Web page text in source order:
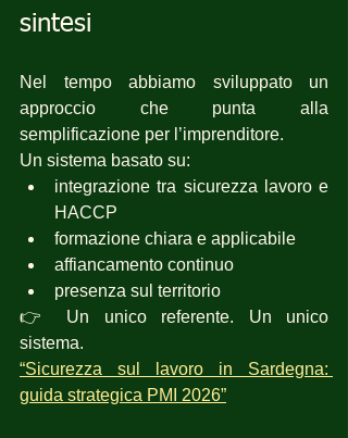
sintesi
Nel tempo abbiamo sviluppato un
approccio che punta alla
semplificazione per l’imprenditore.
Un sistema basato su:
integrazione tra sicurezza lavoro e
HACCP
formazione chiara e applicabile
affiancamento continuo
presenza sul territorio
👉 Un unico referente. Un unico
sistema.
“Sicurezza sul lavoro in Sardegna:
guida strategica PMI 2026”